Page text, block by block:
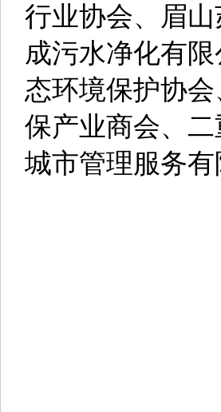
展会开幕首日
与设备的惊艳
其上下游产业
题的用户单位
气氛就像展馆
行业协会、眉
态环境保护协